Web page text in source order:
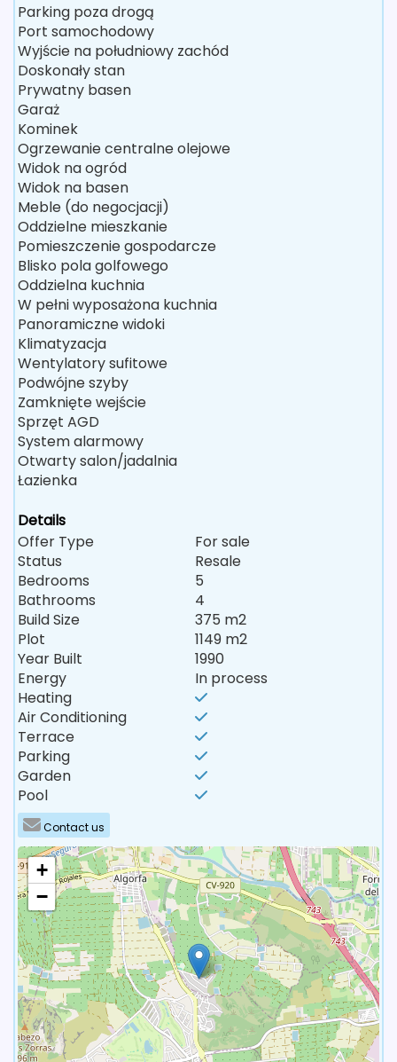
Parking poza drogą
Port samochodowy
Wyjście na południowy zachód
Doskonały stan
Prywatny basen
Garaż
Kominek
Ogrzewanie centralne olejowe
Widok na ogród
Widok na basen
Meble (do negocjacji)
Oddzielne mieszkanie
Pomieszczenie gospodarcze
Blisko pola golfowego
Oddzielna kuchnia
W pełni wyposażona kuchnia
Panoramiczne widoki
Klimatyzacja
Wentylatory sufitowe
Podwójne szyby
Zamknięte wejście
Sprzęt AGD
System alarmowy
Otwarty salon/jadalnia
Łazienka
Details
Offer Type
For sale
Status
Resale
Bedrooms
5
Bathrooms
4
Build Size
375 m2
Plot
1149 m2
Year Built
1990
Energy
In process
Heating
Air Conditioning
Terrace
Parking
Garden
Pool
Contact us
+
−